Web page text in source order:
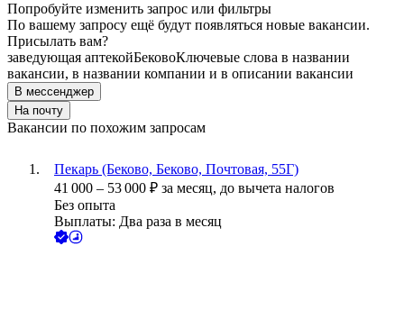
Попробуйте изменить запрос или фильтры
По вашему запросу ещё будут появляться новые вакансии.
Присылать вам?
заведующая аптекойБековоКлючевые слова в названии
вакансии, в названии компании и в описании вакансии
В мессенджер
На почту
Вакансии по похожим запросам
Пекарь (Беково, Беково, Почтовая, 55Г)
41 000 – 53 000 ₽ за месяц, до вычета налогов
Без опыта
Выплаты: Два раза в месяц